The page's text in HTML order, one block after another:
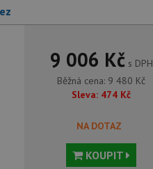
9 006 Kčs DPH
Běžná cena: 9 480 Kč
Sleva: 474 Kč
NA DOTAZ
KOUPIT